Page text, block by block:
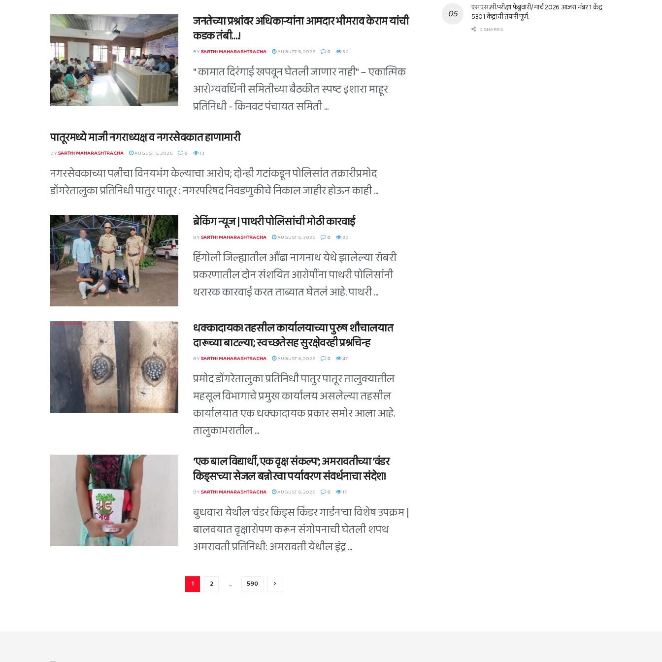
जनतेच्या प्रश्नांवर अधिकाऱ्यांना आमदार भीमराव केराम यांची
कडक तंबी….!
BYSARTHI MAHARASHTRACHA AUGUST 6, 2026 0 30
" कामात दिरंगाई खपवून घेतली जाणार नाही" – एकात्मिक
आरोग्यवर्धिनी समितीच्या बैठकीत स्पष्ट इशारा माहूर
प्रतिनिधी - किनवट पंचायत समिती ...
पातूरमध्ये माजी नगराध्यक्ष व नगरसेवकात हाणामारी
BYSARTHI MAHARASHTRACHA AUGUST 6, 2026 0 13
नगरसेवकाच्या पत्नीचा विनयभंग केल्याचा आरोप; दोन्ही गटांकडून पोलिसांत तक्रारीप्रमोद
डोंगरेतालुका प्रतिनिधी पातुर पातूर : नगरपरिषद निवडणुकीचे निकाल जाहीर होऊन काही ...
ब्रेकिंग न्यूज | पाथरी पोलिसांची मोठी कारवाई
BYSARTHI MAHARASHTRACHA AUGUST 6, 2026 0 30
हिंगोली जिल्ह्यातील औंढा नागनाथ येथे झालेल्या रॉबरी
प्रकरणातील दोन संशयित आरोपींना पाथरी पोलिसांनी
थरारक कारवाई करत ताब्यात घेतलं आहे. पाथरी ...
धक्कादायक! तहसील कार्यालयाच्या पुरुष शौचालयात
दारूच्या बाटल्या; स्वच्छतेसह सुरक्षेवरही प्रश्नचिन्ह
BYSARTHI MAHARASHTRACHA AUGUST 6, 2026 0 47
प्रमोद डोंगरेतालुका प्रतिनिधी पातुर पातूर तालुक्यातील
महसूल विभागाचे प्रमुख कार्यालय असलेल्या तहसील
कार्यालयात एक धक्कादायक प्रकार समोर आला आहे.
तालुकाभरातील ...
‘एक बाल विद्यार्थी, एक वृक्ष संकल्प’; अमरावतीच्या ‘वंडर
किड्स’च्या सेजल बन्नोरचा पर्यावरण संवर्धनाचा संदेश!
BYSARTHI MAHARASHTRACHA AUGUST 6, 2026 0 17
बुधवारा येथील 'वंडर किड्स किंडर गार्डन'चा विशेष उपक्रम |
बालवयात वृक्षारोपण करून संगोपनाची घेतली शपथ
अमरावती प्रतिनिधी: अमरावती येथील इंद्र ...
1 2 … 590
एस.एस.सी.परीक्षा फेब्रुवारी/ मार्च 2026 आजरा नंबर 1 केंद्र
5301 केंद्राची तयारी पूर्ण.
0 SHARES